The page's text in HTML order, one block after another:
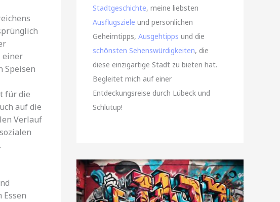
einer
Speisen
für die
auf die
Verlauf
Stadtgeschichte, meine liebsten
Ausflugsziele und persönlichen
Geheimtipps, Ausgehtipps und die
schönsten Sehenswürdigkeiten, die
diese einzigartige Stadt zu bieten hat.
Begleitet mich auf einer
Entdeckungsreise durch Lübeck und
Schlutup!